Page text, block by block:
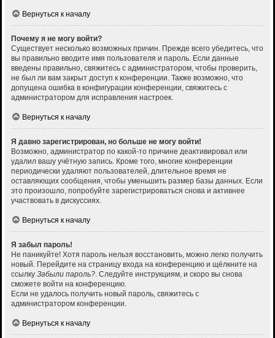
Вернуться к началу
Почему я не могу войти?
Существует несколько возможных причин. Прежде всего убедитесь, что
вы правильно вводите имя пользователя и пароль. Если данные
введены правильно, свяжитесь с администратором, чтобы проверить,
не был ли вам закрыт доступ к конференции. Также возможно, что
допущена ошибка в конфигурации конференции, свяжитесь с
администратором для исправления настроек.
Вернуться к началу
Я давно зарегистрирован, но больше не могу войти!
Возможно, администратор по какой-то причине деактивировал или
удалил вашу учётную запись. Кроме того, многие конференции
периодически удаляют пользователей, длительное время не
оставляющих сообщения, чтобы уменьшить размер базы данных. Если
это произошло, попробуйте зарегистрироваться снова и активнее
участвовать в дискуссиях.
Вернуться к началу
Я забыл пароль!
Не паникуйте! Хотя пароль нельзя восстановить, можно легко получить
новый. Перейдите на страницу входа на конференцию и щёлкните на
ссылку Забыли пароль?. Следуйте инструкциям, и скоро вы снова
сможете войти на конференцию.
Если не удалось получить новый пароль, свяжитесь с
администратором конференции.
Вернуться к началу